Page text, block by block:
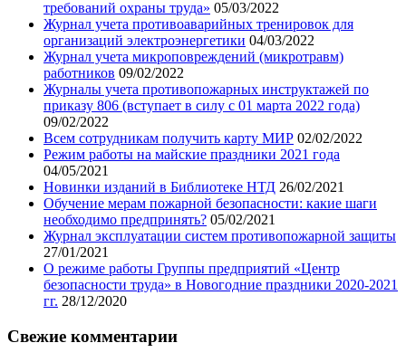
требований охраны труда» 05/03/2022
Журнал учета противоаварийных тренировок для
организаций электроэнергетики 04/03/2022
Журнал учета микроповреждений (микротравм)
работников 09/02/2022
Журналы учета противопожарных инструктажей по
приказу 806 (вступает в силу с 01 марта 2022 года)
09/02/2022
Всем сотрудникам получить карту МИР 02/02/2022
Режим работы на майские праздники 2021 года
04/05/2021
Новинки изданий в Библиотеке НТД 26/02/2021
Обучение мерам пожарной безопасности: какие шаги
необходимо предпринять? 05/02/2021
Журнал эксплуатации систем противопожарной защиты
27/01/2021
О режиме работы Группы предприятий «Центр
безопасности труда» в Новогодние праздники 2020-2021
гг. 28/12/2020
Свежие комментарии